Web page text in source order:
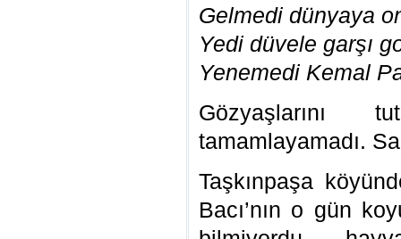
Gelmedi dünyaya
Yedi düvele garşı
Yenemedi Kemal
Gözyaşlarını
tamamlayamadı.
Taşkınpaşa
Bacı’nın o gün